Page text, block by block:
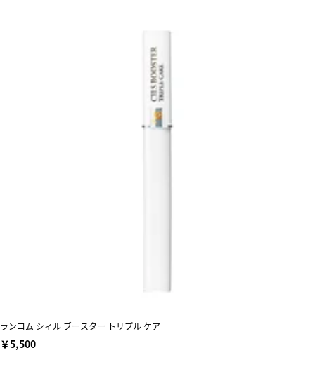
ランコム シィル ブースター トリプル ケア
￥5,500